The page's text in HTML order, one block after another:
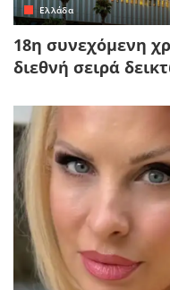
Ελλάδα
18η συνεχόμενη
διεθνή σειρά